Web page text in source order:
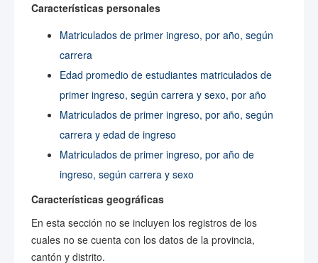
Características personales
Matriculados de primer ingreso, por año, según
carrera
Edad promedio de estudiantes matriculados de
primer ingreso, según carrera y sexo, por año
Matriculados de primer ingreso, por año, según
carrera y edad de ingreso
Matriculados de primer ingreso, por año de
ingreso, según carrera y sexo
Características geográficas
En esta sección no se incluyen los registros de los
cuales no se cuenta con los datos de la provincia,
cantón y distrito.